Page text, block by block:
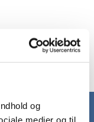
og
medier og til